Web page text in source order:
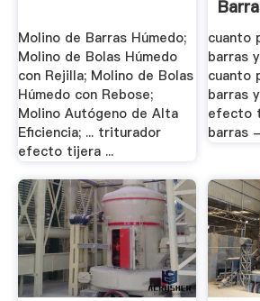
Molino de Barras Húmedo;
Molino de Bolas Húmedo
con Rejilla; Molino de Bolas
Húmedo con Rebose;
Molino Autógeno de Alta
Eficiencia; ... triturador
efecto tijera ...
cuanto
barras
cuanto
barras
efecto
barras